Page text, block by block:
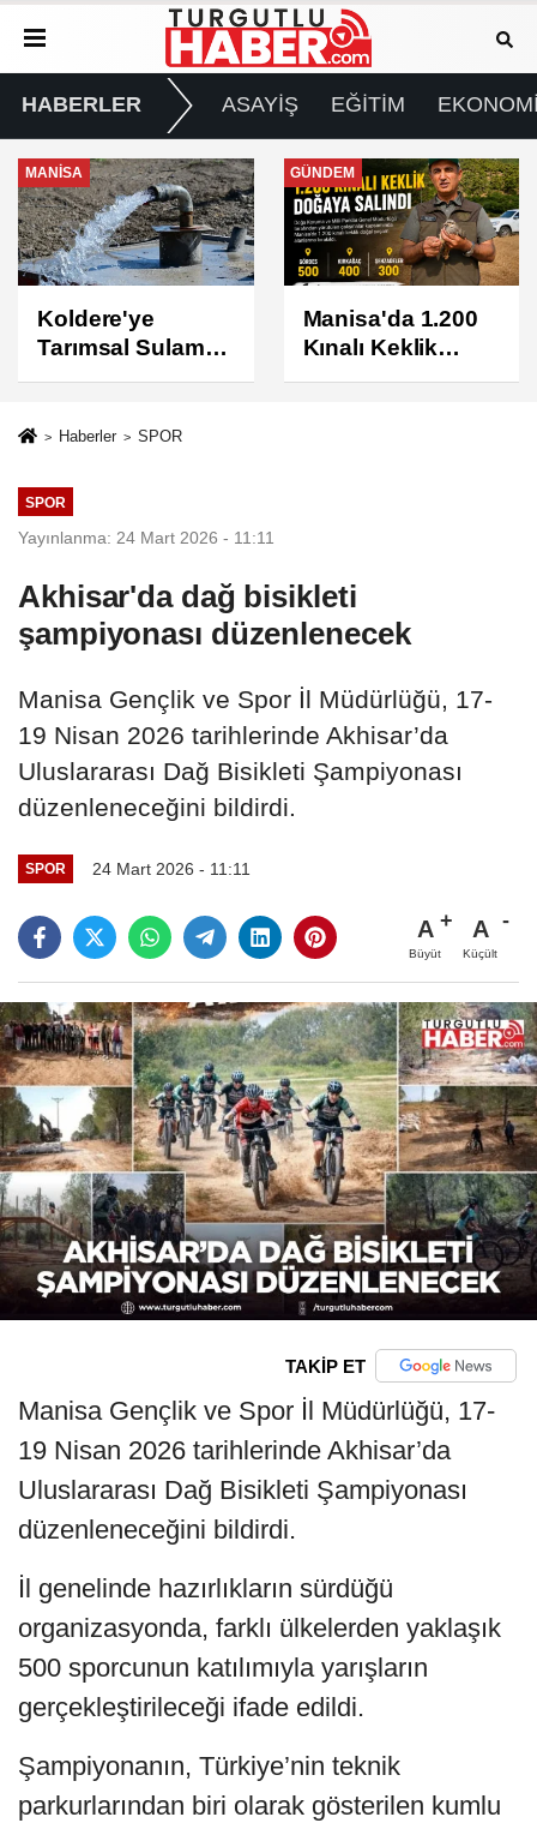
HABERLER ASAYİŞ EĞİTİM
GÜNDEM
Manisa'da 1.200
Kınalı Keklik
Doğaya Salındı
GÜNDEM
Turgutlu'da 8
Ağustos
Cumartesi Günü
Haberler SPOR
SPOR
Yayınlanma: 24 Mart 2026 - 11:11
Akhisar'da dağ bisikleti
şampiyonası düzenlenecek
Manisa Gençlik ve Spor İl Müdürlüğü, 17-
19 Nisan 2026 tarihlerinde Akhisar’da
Uluslararası Dağ Bisikleti Şampiyonası
düzenleneceğini bildirdi.
SPOR 24 Mart 2026 - 11:11
A
Büyüt
A
Küçült
TAKİP ET
Manisa Gençlik ve Spor İl Müdürlüğü, 17-
19 Nisan 2026 tarihlerinde Akhisar’da
Uluslararası Dağ Bisikleti Şampiyonası
düzenleneceğini bildirdi.
İl genelinde hazırlıkların sürdüğü
organizasyonda, farklı ülkelerden yaklaşık
500 sporcunun katılımıyla yarışların
gerçekleştirileceği ifade edildi.
Şampiyonanın, Türkiye’nin teknik
parkurlarından biri olarak gösterilen kumlu